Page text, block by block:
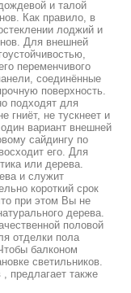
и талой
Как правило, в
лоджий и
Для внешней
переменчивого
соединённые
поверхность.
подходят для
гниёт, не тускнеет и
вариант внешней
сайдингу по
его. Для
или дерева.
и служит
короткий срок
при этом Вы не
дерева.
половой
отделки пола
балконом
светильников.
предлагает также